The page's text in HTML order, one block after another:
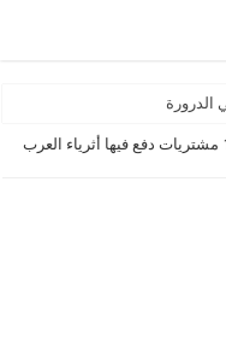
بالصور: أغرب 10 مشتريات دفع فيها أثرياء العرب